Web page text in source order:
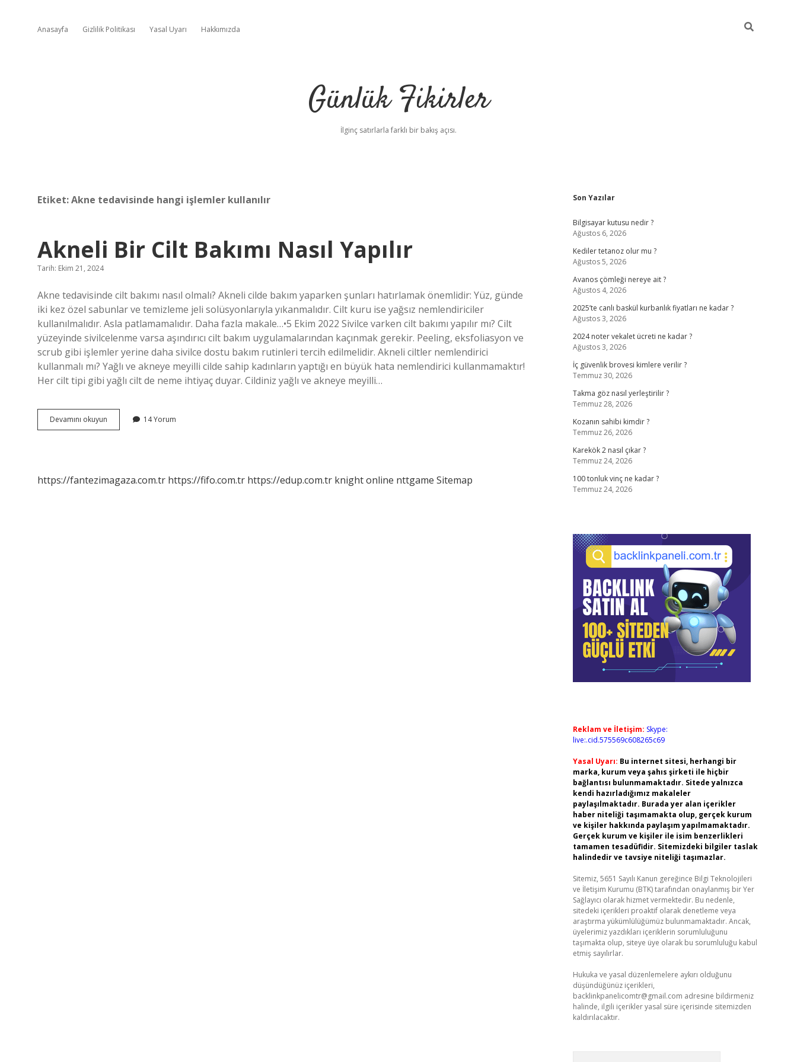
Anasayfa Gizlilik Politikası Yasal Uyarı Hakkımızda
Günlük Fikirler
İlginç satırlarla farklı bir bakış açısı.
Etiket:Akne tedavisinde hangi işlemler kullanılır
Akneli Bir Cilt Bakımı Nasıl Yapılır
Tarih: Ekim 21, 2024
Akne tedavisinde cilt bakımı nasıl olmalı? Akneli cilde bakım yaparken şunları hatırlamak önemlidir: Yüz, günde
iki kez özel sabunlar ve temizleme jeli solüsyonlarıyla yıkanmalıdır. Cilt kuru ise yağsız nemlendiriciler
kullanılmalıdır. Asla patlamamalıdır. Daha fazla makale…•5 Ekim 2022 Sivilce varken cilt bakımı yapılır mı? Cilt
yüzeyinde sivilcelenme varsa aşındırıcı cilt bakım uygulamalarından kaçınmak gerekir. Peeling, eksfoliasyon ve
scrub gibi işlemler yerine daha sivilce dostu bakım rutinleri tercih edilmelidir. Akneli ciltler nemlendirici
kullanmalı mı? Yağlı ve akneye meyilli cilde sahip kadınların yaptığı en büyük hata nemlendirici kullanmamaktır!
Her cilt tipi gibi yağlı cilt de neme ihtiyaç duyar. Cildiniz yağlı ve akneye meyilli…
Devamını okuyun
Bir
14 Yorum
https://fantezimagaza.com.tr https://fifo.com.tr https://edup.com.tr knight online nttgame Sitemap
Sidebar
Son Yazılar
Bilgisayar kutusu nedir ?
Ağustos 6, 2026
Kediler tetanoz olur mu ?
Ağustos 5, 2026
Avanos çömleği nereye ait ?
Ağustos 4, 2026
2025’te canlı baskül kurbanlık fiyatları ne kadar ?
Ağustos 3, 2026
2024 noter vekalet ücreti ne kadar ?
Ağustos 3, 2026
İç güvenlik brovesi kimlere verilir ?
Temmuz 30, 2026
Takma göz nasıl yerleştirilir ?
Temmuz 28, 2026
Kozanın sahibi kimdir ?
Temmuz 26, 2026
Karekök 2 nasıl çıkar ?
Temmuz 24, 2026
100 tonluk vinç ne kadar ?
Temmuz 24, 2026
Reklam ve İletişim: Skype:
live:.cid.575569c608265c69
Yasal Uyarı: Bu internet sitesi, herhangi bir
marka, kurum veya şahıs şirketi ile hiçbir
bağlantısı bulunmamaktadır. Sitede yalnızca
kendi hazırladığımız makaleler
paylaşılmaktadır. Burada yer alan içerikler
haber niteliği taşımamakta olup, gerçek kurum
ve kişiler hakkında paylaşım yapılmamaktadır.
Gerçek kurum ve kişiler ile isim benzerlikleri
tamamen tesadüfidir. Sitemizdeki bilgiler taslak
halindedir ve tavsiye niteliği taşımazlar.
Sitemiz, 5651 Sayılı Kanun gereğince Bilgi Teknolojileri
ve İletişim Kurumu (BTK) tarafından onaylanmış bir Yer
Sağlayıcı olarak hizmet vermektedir. Bu nedenle,
sitedeki içerikleri proaktif olarak denetleme veya
araştırma yükümlülüğümüz bulunmamaktadır. Ancak,
üyelerimiz yazdıkları içeriklerin sorumluluğunu
taşımakta olup, siteye üye olarak bu sorumluluğu kabul
etmiş sayılırlar.
Hukuka ve yasal düzenlemelere aykırı olduğunu
düşündüğünüz içerikleri,
backlinkpanelicomtr@gmail.com adresine bildirmeniz
halinde, ilgili içerikler yasal süre içerisinde sitemizden
kaldırılacaktır.